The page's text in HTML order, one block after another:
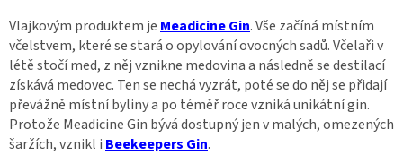
Vlajkovým produktem je Meadicine Gin. Vše začíná místním
včelstvem, které se stará o opylování ovocných sadů. Včelaři v
létě stočí med, z něj vznikne medovina a následně se destilací
získává medovec. Ten se nechá vyzrát, poté se do něj se přidají
převážně místní byliny a po téměř roce vzniká unikátní gin.
Protože Meadicine Gin bývá dostupný jen v malých, omezených
šaržích, vznikl i Beekeepers Gin.